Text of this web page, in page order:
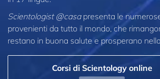
Scientologist @casapresenta le
provenienti da tutto il mondo, che
restano in buona salute e prosperano
Corsi di Scientology online